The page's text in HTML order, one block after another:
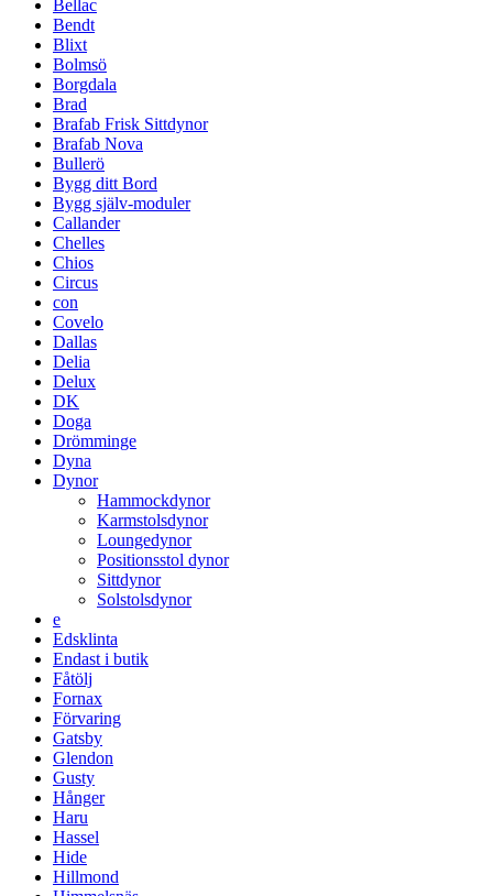
Bellac
Bendt
Blixt
Bolmsö
Borgdala
Brad
Brafab Frisk Sittdynor
Brafab Nova
Bullerö
Bygg ditt Bord
Bygg själv-moduler
Callander
Chelles
Chios
Circus
con
Covelo
Dallas
Delia
Delux
DK
Doga
Drömminge
Dyna
Dynor
Hammockdynor
Karmstolsdynor
Loungedynor
Positionsstol dynor
Sittdynor
Solstolsdynor
e
Edsklinta
Endast i butik
Fåtölj
Fornax
Förvaring
Gatsby
Glendon
Gusty
Hånger
Haru
Hassel
Hide
Hillmond